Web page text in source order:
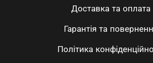
Доставка та оплата
Гарантія та
Політика